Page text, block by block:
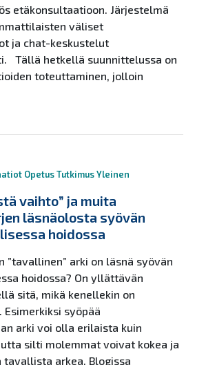
etäkonsultaatioon. Järjestelmä
väliset
ja chat-keskustelut
Tällä hetkellä suunnittelussa on
toteuttaminen, jolloin
OpetusTutkimusYleinen
vaihto” ja muita
läsnäolosta syövän
hoidossa
”tavallinen” arki on läsnä syövän
hoidossa? On yllättävän
sitä, mikä kenellekin on
syöpää
arki voi olla erilaista kuin
silti molemmat voivat kokea ja
tavallista arkea. Blogissa